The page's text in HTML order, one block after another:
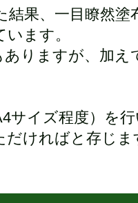
果、一目瞭然塗
ます。
ありますが、加
サイズ程度）を
だければと存じま